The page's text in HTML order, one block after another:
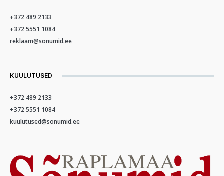
+372 489 2133
+372 5551 1084
reklaam@sonumid.ee
KUULUTUSED
+372 489 2133
+372 5551 1084
kuulutused@sonumid.ee